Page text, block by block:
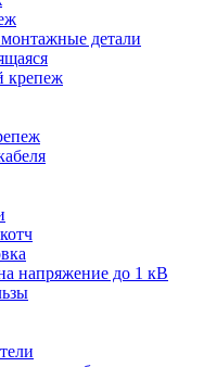
детали
крепеж
напряжение до 1 кВ